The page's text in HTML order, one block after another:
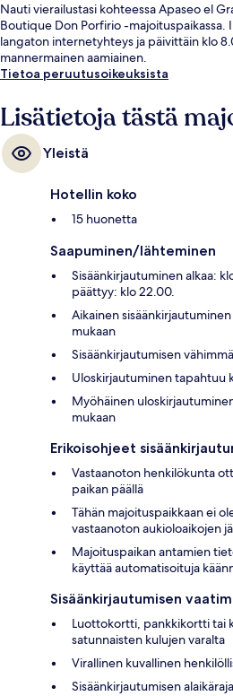
Nauti vierailustasi kohteessa Apaseo el
Boutique Don Porfirio -majoituspaikassa.
langaton internetyhteys ja päivittäin klo
mannermainen aamiainen.
Tietoa peruutusoikeuksista
Lisätietoja tästä
Yleistä
Hotellin koko
15 huonetta
Saapuminen/lähteminen
Sisäänkirjautuminen alkaa:
päättyy: klo 22.00.
Aikainen
mukaan
Sisäänkirjautumisen
Uloskirjautuminen tapahtuu
Myöhäinen
mukaan
Erikoisohjeet
Vastaanoton henkilökunta
paikan päällä
Tähän majoituspaikkaan ei
vastaanoton aukioloaikojen
Majoituspaikan antamien
käyttää automatisoituja
Sisäänkirjautumisen
Luottokortti, pankkikortti tai
satunnaisten kulujen varalta
Virallinen kuvallinen
Sisäänkirjautumisen